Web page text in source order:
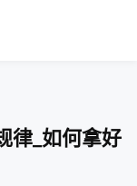
律_如何拿好